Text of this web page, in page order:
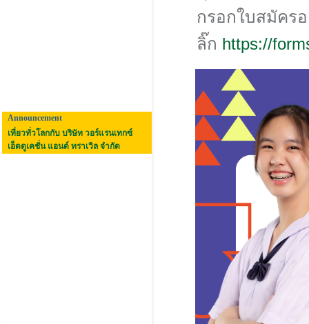
Announcement
เที่ยวทั่วโลกกับ บริษัท วอร์แรนเทกซ์
เอ็ดดูเคชั่น แอนด์ ทราเวิล จำกัด
กรอกใบสมัคร
ลิ๊ก https://